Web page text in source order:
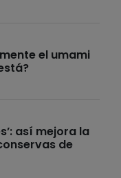
el umami
así mejora la
de